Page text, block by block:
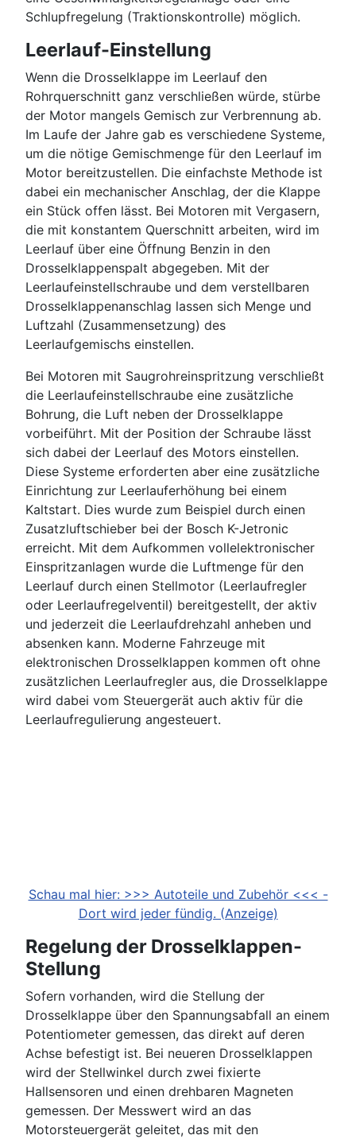
Schlupfregelung (Traktionskontrolle) möglich.
Leerlauf-Einstellung
Wenn die Drosselklappe im Leerlauf den
Rohrquerschnitt ganz verschließen würde, stürbe
der Motor mangels Gemisch zur Verbrennung ab.
Im Laufe der Jahre gab es verschiedene Systeme,
um die nötige Gemischmenge für den Leerlauf im
Motor bereitzustellen. Die einfachste Methode ist
dabei ein mechanischer Anschlag, der die Klappe
ein Stück offen lässt. Bei Motoren mit Vergasern,
die mit konstantem Querschnitt arbeiten, wird im
Leerlauf über eine Öffnung Benzin in den
Drosselklappenspalt abgegeben. Mit der
Leerlaufeinstellschraube und dem verstellbaren
Drosselklappenanschlag lassen sich Menge und
Luftzahl (Zusammensetzung) des
Leerlaufgemischs einstellen.
Bei Motoren mit Saugrohreinspritzung verschließt
die Leerlaufeinstellschraube eine zusätzliche
Bohrung, die Luft neben der Drosselklappe
vorbeiführt. Mit der Position der Schraube lässt
sich dabei der Leerlauf des Motors einstellen.
Diese Systeme erforderten aber eine zusätzliche
Einrichtung zur Leerlauferhöhung bei einem
Kaltstart. Dies wurde zum Beispiel durch einen
Zusatzluftschieber bei der Bosch K-Jetronic
erreicht. Mit dem Aufkommen vollelektronischer
Einspritzanlagen wurde die Luftmenge für den
Leerlauf durch einen Stellmotor (Leerlaufregler
oder Leerlaufregelventil) bereitgestellt, der aktiv
und jederzeit die Leerlaufdrehzahl anheben und
absenken kann. Moderne Fahrzeuge mit
elektronischen Drosselklappen kommen oft ohne
zusätzlichen Leerlaufregler aus, die Drosselklappe
wird dabei vom Steuergerät auch aktiv für die
Leerlaufregulierung angesteuert.
Schau mal hier: >>> Autoteile und Zubehör <<< -
Dort wird jeder fündig. (Anzeige)
Regelung der Drosselklappen-
Stellung
Sofern vorhanden, wird die Stellung der
Drosselklappe über den Spannungsabfall an einem
Potentiometer gemessen, das direkt auf deren
Achse befestigt ist. Bei neueren Drosselklappen
wird der Stellwinkel durch zwei fixierte
Hallsensoren und einen drehbaren Magneten
gemessen. Der Messwert wird an das
Motorsteuergerät geleitet, das mit den